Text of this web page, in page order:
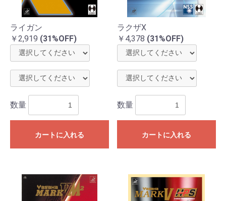
ライガン
￥2,919 (31%OFF)
数量
カートに入れる
ラクザX
￥4,378 (31%OFF)
数量
カートに入れる
お買い物を続ける カートへ進む